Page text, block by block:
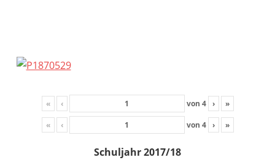
« ‹ von 4 › »
« ‹ von 4 › »
Schuljahr 2017/18